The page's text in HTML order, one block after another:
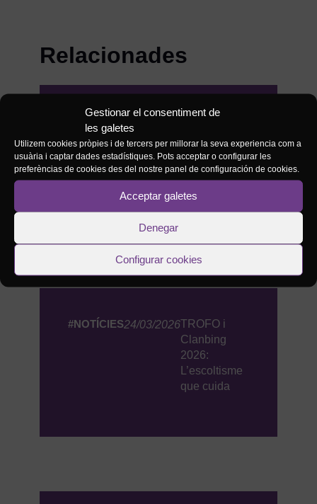
Gestionar el consentiment de
les galetes
Utilizem cookies pròpies i de tercers per millorar la seva experiencia com a
usuària i captar dades estadístiques. Pots acceptar o configurar les
preferèncias de cookies des del nostre panel de configuración de cookies.
Acceptar galetes
Denegar
Configurar cookies
Relacionades
d’Administració
d’Escoltes
Catalans
#NOTÍCIES24/03/2026TROFO i
Clanbing
2026:
L’escoltisme
que cuida